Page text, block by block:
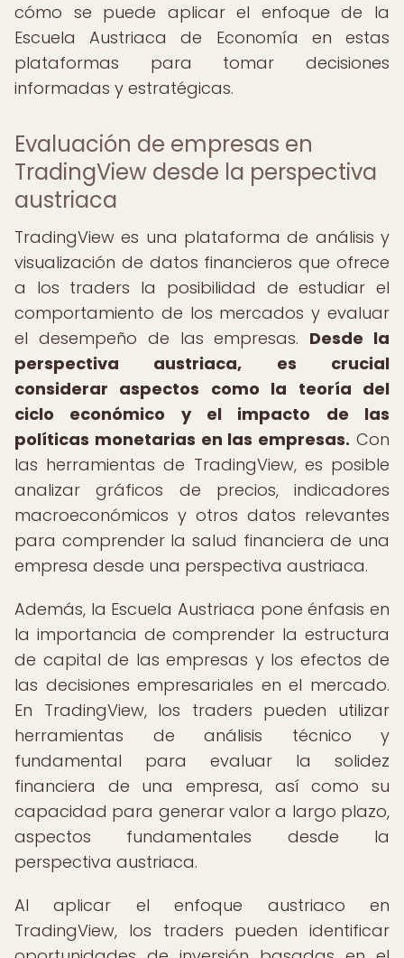
cómo se puede aplicar el enfoque de la
Escuela Austriaca de Economía en estas
plataformas para tomar decisiones
informadas y estratégicas.
Evaluación de empresas en
TradingView desde la perspectiva
austriaca
TradingView es una plataforma de análisis y
visualización de datos financieros que ofrece
a los traders la posibilidad de estudiar el
comportamiento de los mercados y evaluar
el desempeño de las empresas. Desde la
perspectiva austriaca, es crucial
considerar aspectos como la teoría del
ciclo económico y el impacto de las
políticas monetarias en las empresas. Con
las herramientas de TradingView, es posible
analizar gráficos de precios, indicadores
macroeconómicos y otros datos relevantes
para comprender la salud financiera de una
empresa desde una perspectiva austriaca.
Además, la Escuela Austriaca pone énfasis en
la importancia de comprender la estructura
de capital de las empresas y los efectos de
las decisiones empresariales en el mercado.
En TradingView, los traders pueden utilizar
herramientas de análisis técnico y
fundamental para evaluar la solidez
financiera de una empresa, así como su
capacidad para generar valor a largo plazo,
aspectos fundamentales desde la
perspectiva austriaca.
Al aplicar el enfoque austriaco en
TradingView, los traders pueden identificar